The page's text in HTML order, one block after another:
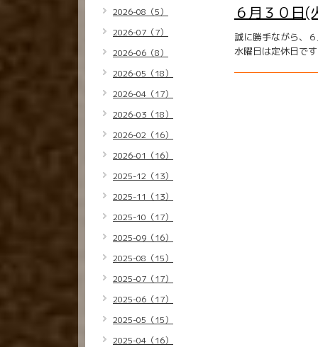
６月３０日
誠に勝手ながら、
水曜日は定休日で
2026-08（5）
2026-07（7）
2026-06（8）
2026-05（18）
2026-04（17）
2026-03（18）
2026-02（16）
2026-01（16）
2025-12（13）
2025-11（13）
2025-10（17）
2025-09（16）
2025-08（15）
2025-07（17）
2025-06（17）
2025-05（15）
2025-04（16）